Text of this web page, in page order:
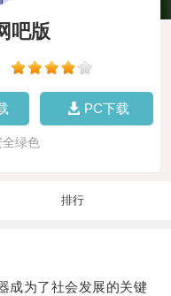
吧版
PC下载
绿色
排行
为了社会发展的关键